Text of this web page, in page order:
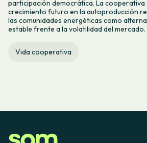
participación democrática. La cooperativa
crecimiento futuro en la autoproducción
las comunidades energéticas como
estable frente a la volatilidad del mercado.
Vida cooperativa